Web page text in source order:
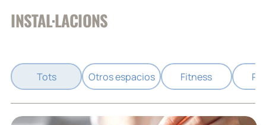
INSTAL·LACIONS
Tots Otros espacios Fitness